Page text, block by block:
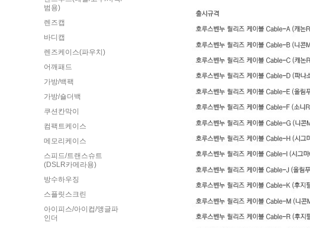
범용)
렌즈캡
바디캡
렌즈케이스(파우치)
어깨패드
가방/백팩
가방/숄더백
쿠션칸막이
컴팩트케이스
메모리케이스
스피드/트랜스슈트
(DSLR카메라용)
방수하우징
스플릿스크린
아이피스/아이컵/앵글파
인더